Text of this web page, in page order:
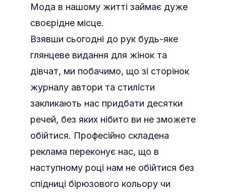
Мода в нашому житті займає дуже
своєрідне місце.
Взявши сьогодні до рук будь-яке
глянцеве видання для жінок та
дівчат, ми побачимо, що зі сторінок
журналу автори та стилісти
закликають нас придбати десятки
речей, без яких нібито ви не зможете
обійтися. Професійно складена
реклама переконує нас, що в
наступному році нам не обійтися без
спідниці бірюзового кольору чи